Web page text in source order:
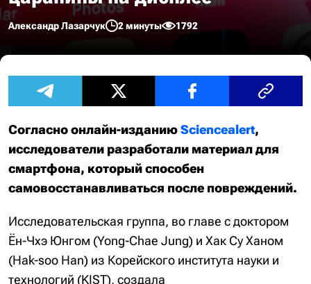
Александр Лазарчук 2 минуты 1792
Согласно онлайн-изданиюSciencealert,
исследователи разработали материал для
смартфона, который способен
самовосстанавливаться после повреждений.
Исследовательская группа, во главе с доктором
Ён-Чхэ Юнгом (Yong-Chae Jung) и Хак Су Ханом
(Hak-soo Han) из Корейского института науки и
технологий (KIST), создала